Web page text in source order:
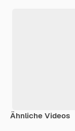
Ähnliche Videos